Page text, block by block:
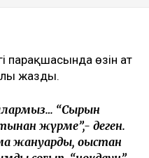
парақшасында өзін ат
жазды.
“Сырын
жүрме”,- деген.
оқыстан